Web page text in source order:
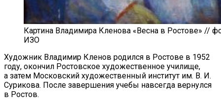
Картина Владимира Кленова «Весна в Ростове» //
ИЗО
Художник Владимир Кленов родился в Ростове в 1952
году, окончил Ростовское художественное училище,
а затем Московский художественный институт им. В. И.
Сурикова. После завершения учебы навсегда вернулся
в Ростов.